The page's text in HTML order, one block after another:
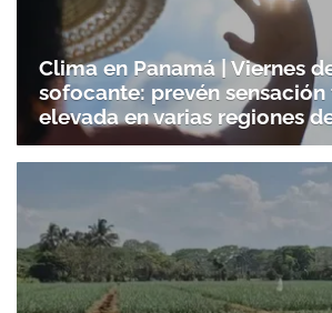
Clima en Panamá | Viernes
sofocante: prevén
elevada en varias regiones